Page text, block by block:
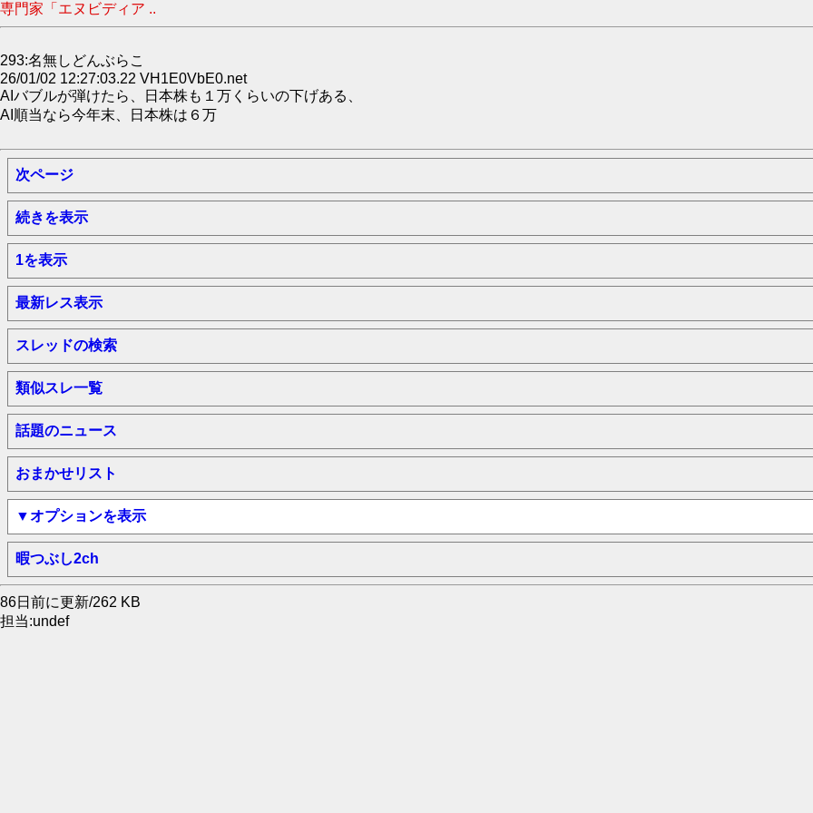
専門家「エヌビディア ..
293:名無しどんぶらこ
26/01/02 12:27:03.22 VH1E0VbE0.net
AIバブルが弾けたら、日本株も１万くらいの下げある、
AI順当なら今年末、日本株は６万
次ページ
続きを表示
1を表示
最新レス表示
スレッドの検索
類似スレ一覧
話題のニュース
おまかせリスト
▼オプションを表示
暇つぶし2ch
86日前に更新/262 KB
担当:undef